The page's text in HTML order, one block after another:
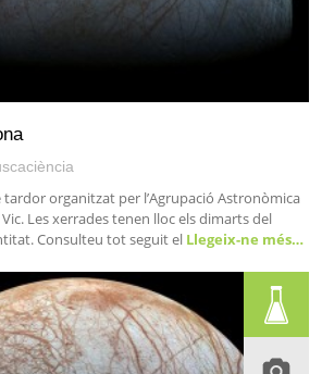
tardor organitzat per l’Agrupació Astronòmica
Les xerrades tenen lloc els dimarts del
Consulteu tot seguit el Llegeix-ne més…